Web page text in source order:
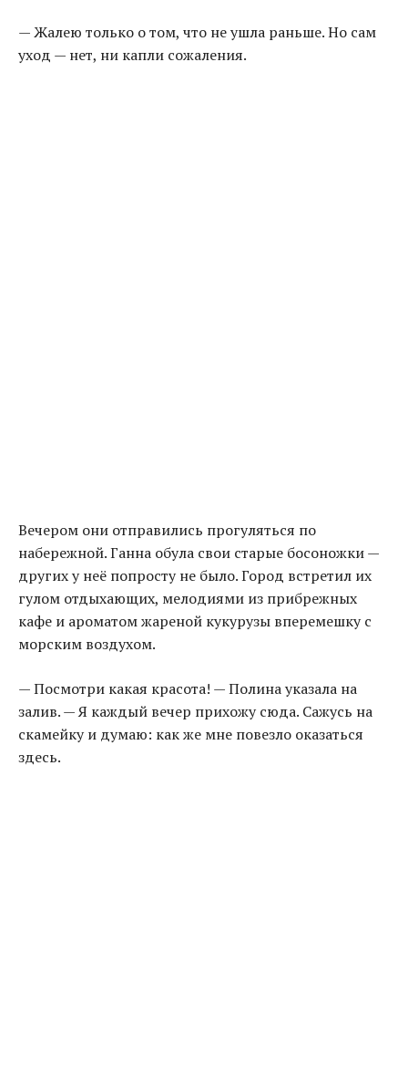
— Жалею только о том, что не ушла раньше. Но сам
уход — нет, ни капли сожаления.
Вечером они отправились прогуляться по
набережной. Ганна обула свои старые босоножки —
других у неё попросту не было. Город встретил их
гулом отдыхающих, мелодиями из прибрежных
кафе и ароматом жареной кукурузы вперемешку с
морским воздухом.
— Посмотри какая красота! — Полина указала на
залив. — Я каждый вечер прихожу сюда. Сажусь на
скамейку и думаю: как же мне повезло оказаться
здесь.